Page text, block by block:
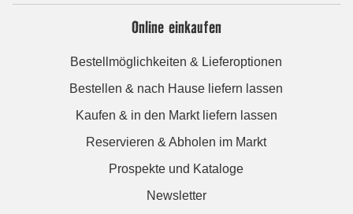
Online einkaufen
Bestellmöglichkeiten & Lieferoptionen
Bestellen & nach Hause liefern lassen
Kaufen & in den Markt liefern lassen
Reservieren & Abholen im Markt
Prospekte und Kataloge
Newsletter